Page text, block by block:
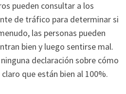
pueden consultar a los
de tráfico para determinar si
las personas pueden
bien y luego sentirse mal.
declaración sobre cómo
que están bien al 100%.